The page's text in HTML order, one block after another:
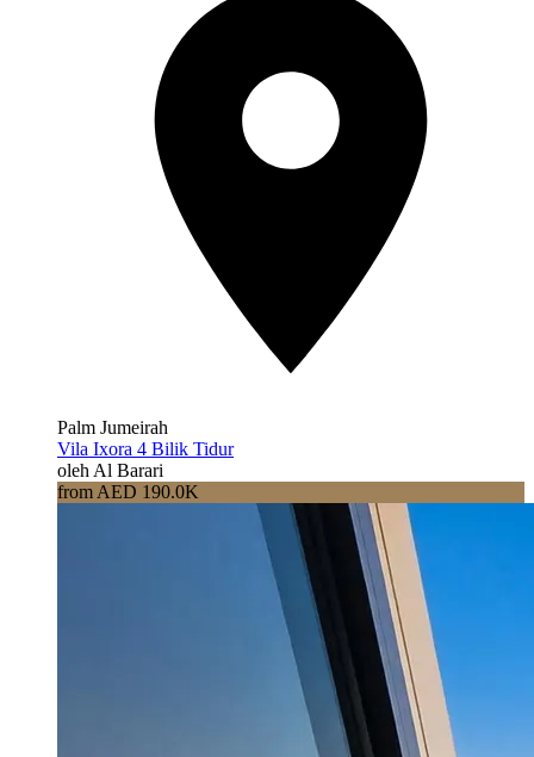
Palm Jumeirah
Vila Ixora 4 Bilik Tidur
oleh Al Barari
from AED 190.0K